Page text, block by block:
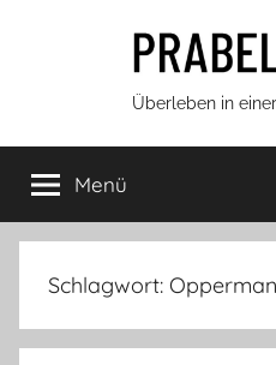
Prabels
Blog
Überleben in
Menü
Schlagwort: